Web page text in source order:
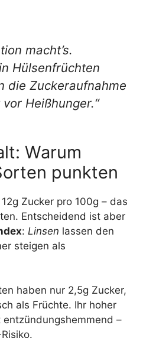
macht’s.
Hülsenfrüchten
die Zuckeraufnahme
Heißhunger.“
Warum
punkten
Zucker pro 100g – das
Entscheidend ist aber
: Linsen lassen den
steigen als
haben nur 2,5g Zucker,
als Früchte. Ihr hoher
–